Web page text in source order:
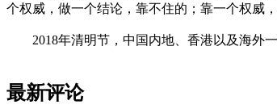
个权威，做一个结论，靠不住的；靠一个权威
2018年清明节，中国内地、香港以及海外一
最新评论